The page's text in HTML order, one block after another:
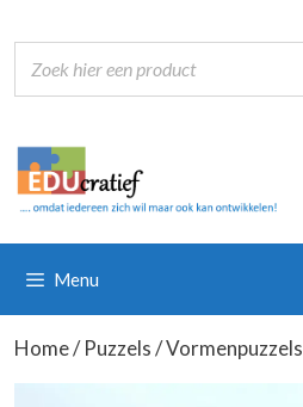
naar
inhoud
Menu
Home/Puzzels/Vormenpuzzels